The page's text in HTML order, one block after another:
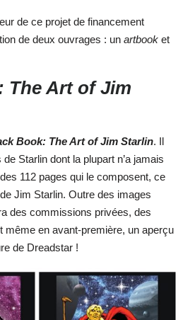
de ce projet de financement
de deux ouvrages : un artbooket
The Art of Jim
Book: The Art of Jim Starlin. Il
Starlin dont la plupart n’a jamais
112 pages qui le composent, ce
Jim Starlin. Outre des images
des commissions privées, des
en avant-première, un aperçu
de Dreadstar !